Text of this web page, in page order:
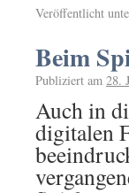
Veröffentlicht
Beim
Publiziert am 28.
Auch in
digitalen